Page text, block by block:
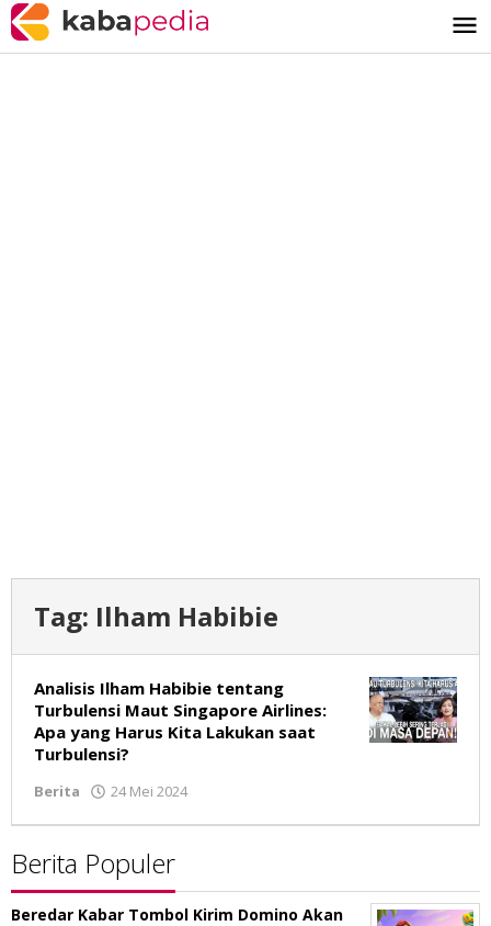
Lewati
ke
konten
Tag: Ilham Habibie
Analisis Ilham Habibie tentang
Turbulensi Maut Singapore Airlines:
Apa yang Harus Kita Lakukan saat
Turbulensi?
Berita 24 Mei 2024
Bastian
Berita Populer
Beredar Kabar Tombol Kirim Domino Akan